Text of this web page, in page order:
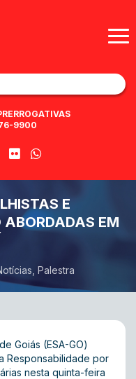
9900
E
ABORDADAS EM
Palestra
Goiás (ESA-GO)
Responsabilidade por
nesta quinta-feira